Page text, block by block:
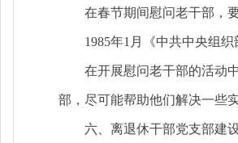
在春节期间慰问老干部，
1985年1月《中共中央组
在开展慰问老干部的活动
部，尽可能帮助他们解决一些
六、离退休干部党支部建